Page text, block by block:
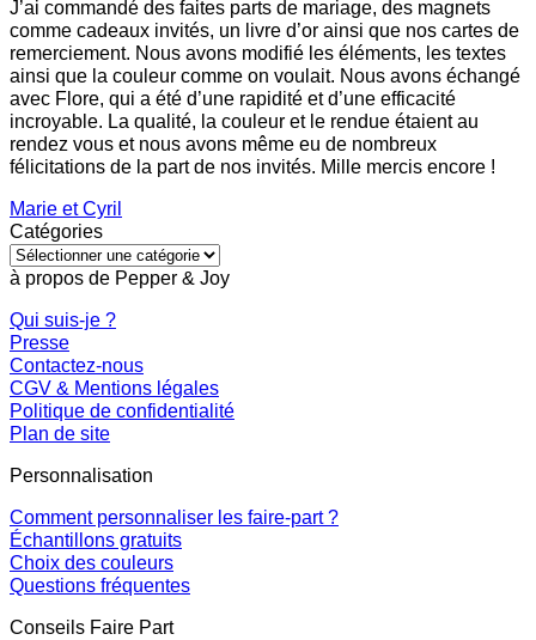
J’ai commandé des faites parts de mariage, des magnets
comme cadeaux invités, un livre d’or ainsi que nos cartes de
remerciement. Nous avons modifié les éléments, les textes
ainsi que la couleur comme on voulait. Nous avons échangé
avec Flore, qui a été d’une rapidité et d’une efficacité
incroyable. La qualité, la couleur et le rendue étaient au
rendez vous et nous avons même eu de nombreux
félicitations de la part de nos invités. Mille mercis encore !
Marie et Cyril
Catégories
Catégories
à propos de Pepper & Joy
Qui suis-je ?
Presse
Contactez-nous
CGV & Mentions légales
Politique de confidentialité
Plan de site
Personnalisation
Comment personnaliser les faire-part ?
Échantillons gratuits
Choix des couleurs
Questions fréquentes
Conseils Faire Part